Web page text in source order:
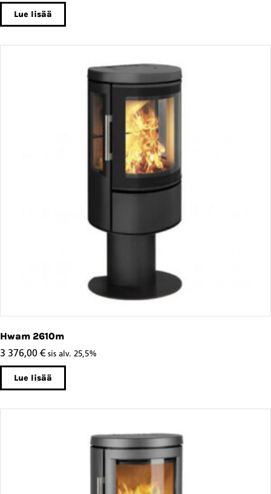
Lue lisää
Hwam 2610m
3 376,00 € sis alv. 25,5%
Lue lisää